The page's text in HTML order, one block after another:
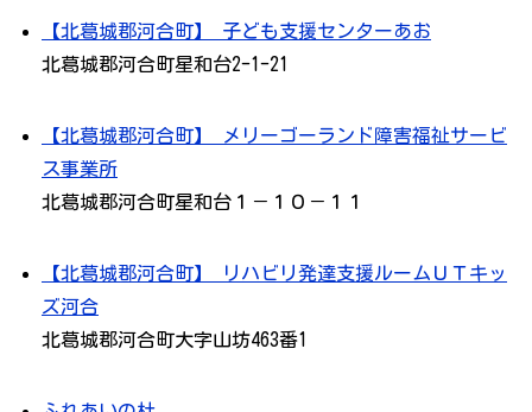
【北葛城郡河合町】 子ども支援センターあお
北葛城郡河合町星和台2-1-21
【北葛城郡河合町】 メリーゴーランド障害福祉サービ
ス事業所
北葛城郡河合町星和台１－１０－１１
【北葛城郡河合町】 リハビリ発達支援ルームＵＴキッ
ズ河合
北葛城郡河合町大字山坊463番1